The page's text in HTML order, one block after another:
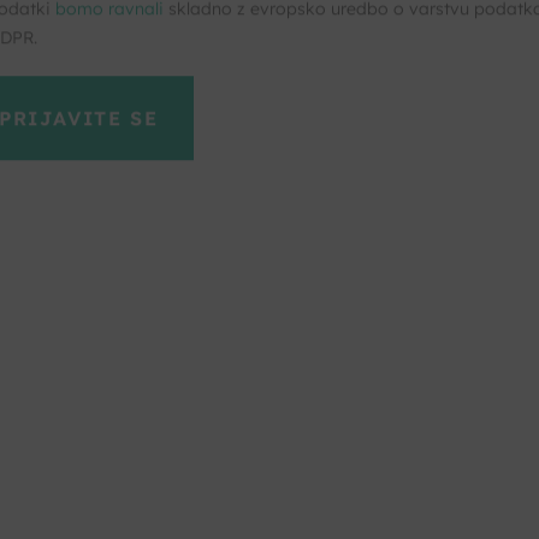
se s pogoji storitve in politiko zasebnosti. Z vašimi osebnimi
bomo ravnaliskladno z evropsko uredbo o varstvu